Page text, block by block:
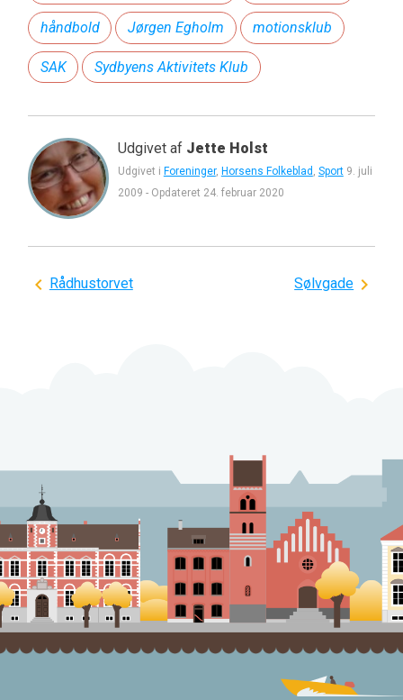
håndbold Jørgen Egholm motionsklub
SAK Sydbyens Aktivitets Klub
Udgivet af Jette Holst
Udgivet i Foreninger, Horsens Folkeblad , Sport 9. juli
2009 - Opdateret 24. februar 2020
Indlægsnavigation
Rådhustorvet Sølvgade